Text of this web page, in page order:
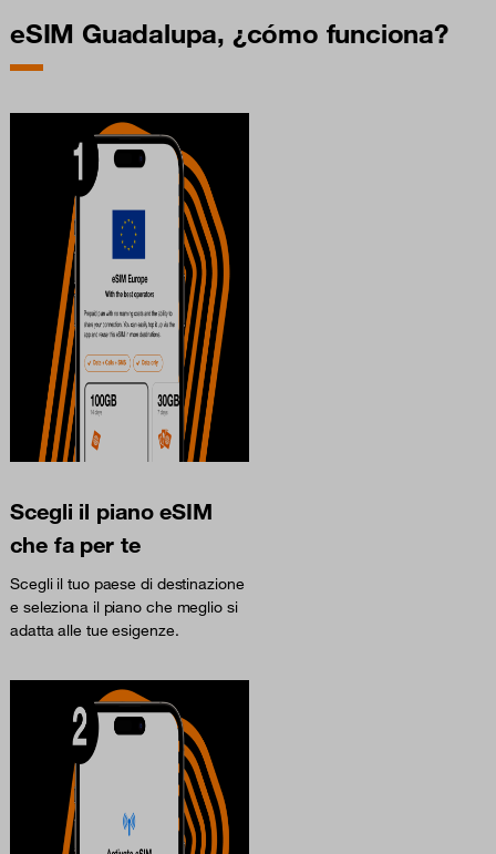
eSIM Guadalupa, ¿cómo funciona?
Scegli il piano eSIM
che fa per te
Scegli il tuo paese di destinazione
e seleziona il piano che meglio si
adatta alle tue esigenze.